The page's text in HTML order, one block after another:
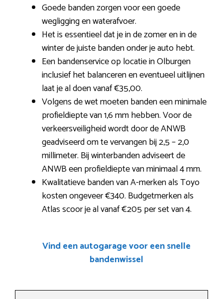
Goede banden zorgen voor een goede
wegligging en waterafvoer.
Het is essentieel dat je in de zomer en in de
winter de juiste banden onder je auto hebt.
Een bandenservice op locatie in Olburgen
inclusief het balanceren en eventueel uitlijnen
laat je al doen vanaf €35,00.
Volgens de wet moeten banden een minimale
profieldiepte van 1,6 mm hebben. Voor de
verkeersveiligheid wordt door de ANWB
geadviseerd om te vervangen bij 2,5 – 2,0
millimeter. Bij winterbanden adviseert de
ANWB een profieldiepte van minimaal 4 mm.
Kwalitatieve banden van A-merken als Toyo
kosten ongeveer €340. Budgetmerken als
Atlas scoor je al vanaf €205 per set van 4.
Vind een autogarage voor een snelle
bandenwissel